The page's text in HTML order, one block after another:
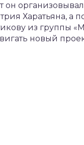
он
Харатьяна, а
из группы
новый